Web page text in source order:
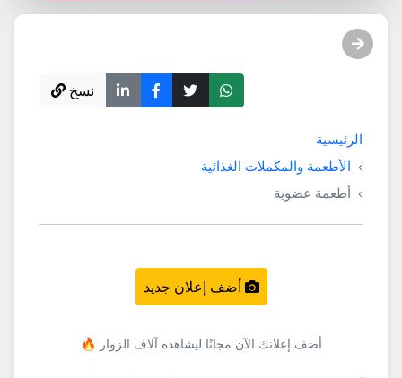
نسخ
الرئيسية
الأطعمة والمكملات الغذائية
أطعمة عضوية
أضف إعلان جديد
أضف إعلانك الآن مجانًا ليشاهده آلاف الزوار 🔥